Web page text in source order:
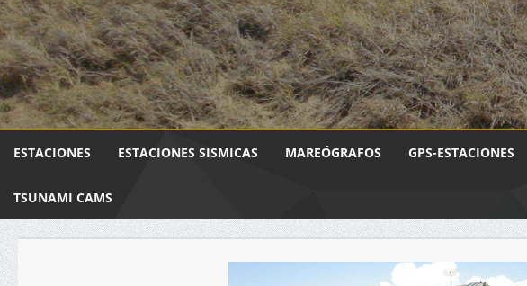
ESTACIONES ESTACIONES SISMICAS MAREÓGRAFOS GPS-ESTACIONES
TSUNAMI CAMS